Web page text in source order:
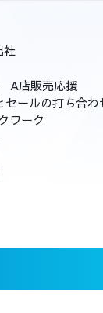
A店販売応援
ールの打ち合わ
ワーク